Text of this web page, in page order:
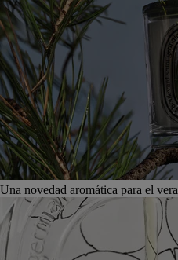
Una novedad aromática para el